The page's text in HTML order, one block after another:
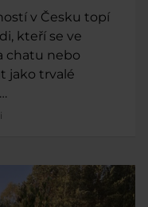
v Česku topí
kteří se ve
chatu nebo
jako trvalé